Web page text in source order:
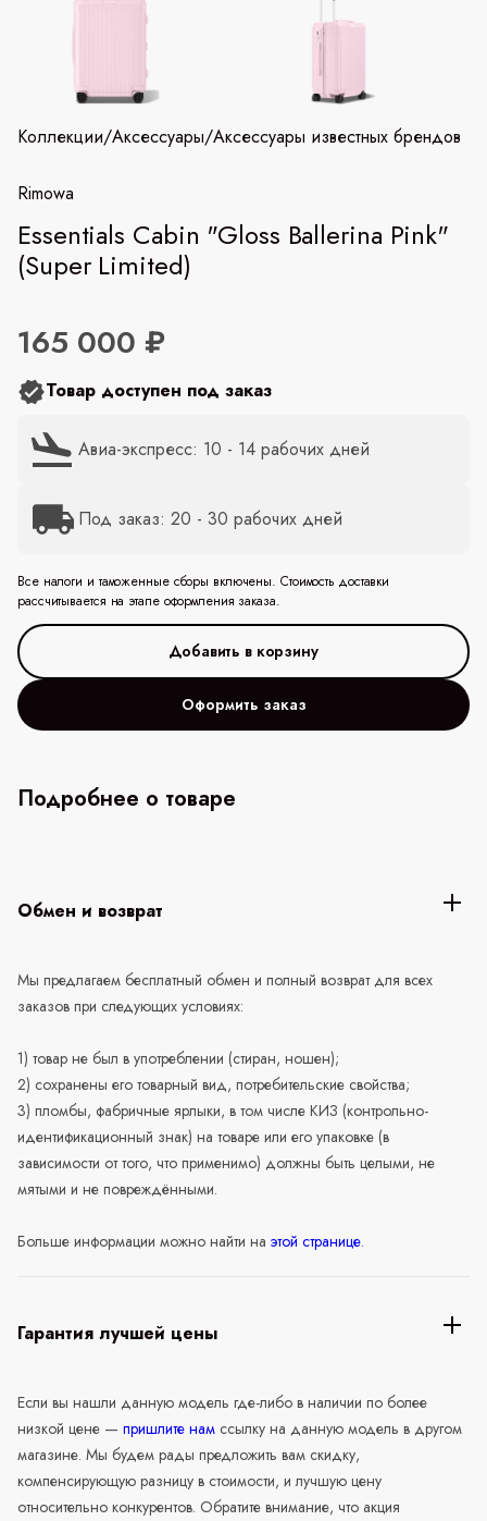
Коллекции/Аксессуары/Аксессуары известных брендов
Rimowa
Essentials Cabin "Gloss Ballerina Pink"
(Super Limited)
165 000 ₽
Товар доступен под заказ
Авиа-экспресс: 10 - 14 рабочих дней
Под заказ: 20 - 30 рабочих дней
Все налоги и таможенные сборы включены. Стоимость доставки
рассчитывается на этапе оформления заказа.
Оформить заказ
Подробнее о товаре
Обмен и возврат
Мы предлагаем бесплатный обмен и полный возврат для всех
заказов при следующих условиях:
1) товар не был в употреблении (стиран, ношен);
2) сохранены его товарный вид, потребительские свойства;
3) пломбы, фабричные ярлыки, в том числе КИЗ (контрольно-
идентификационный знак) на товаре или его упаковке (в
зависимости от того, что применимо) должны быть целыми, не
мятыми и не повреждёнными.
Больше информации можно найти на этой странице.
Гарантия лучшей цены
Если вы нашли данную модель где-либо в наличии по более
низкой цене — пришлите нам ссылку на данную модель в другом
магазине. Мы будем рады предложить вам скидку,
компенсирующую разницу в стоимости, и лучшую цену
относительно конкурентов. Обратите внимание, что акция